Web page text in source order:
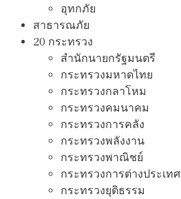
อุทกภัย
สาธารณภัย
20 กระทรวง
สํานักนายกรัฐมนตรี
กระทรวงมหาดไทย
กระทรวงกลาโหม
กระทรวงคมนาคม
กระทรวงการคลัง
กระทรวงพลังงาน
กระทรวงพาณิชย์
กระทรวงการต่างประเทศ
กระทรวงยุติธรรม